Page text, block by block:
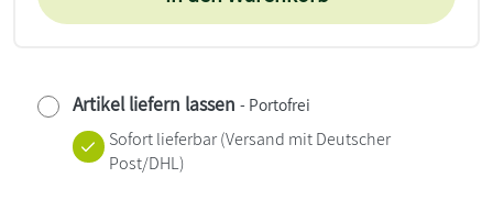
Artikel liefern lassen - Portofrei
Sofort lieferbar(Versand mit Deutscher
Post/DHL)